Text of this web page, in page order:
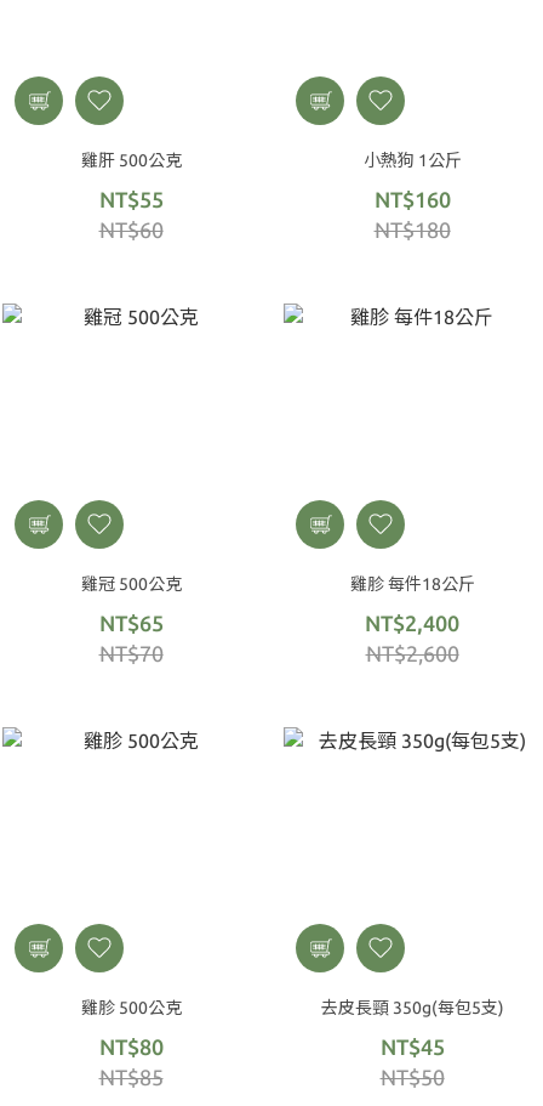
雞肝 500公克
NT$55
NT$60
小熱狗 1公斤
NT$160
NT$180
雞冠 500公克
NT$65
NT$70
雞胗 每件18公斤
NT$2,400
NT$2,600
雞胗 500公克
NT$80
NT$85
去皮長頸 350g(每包5支)
NT$45
NT$50